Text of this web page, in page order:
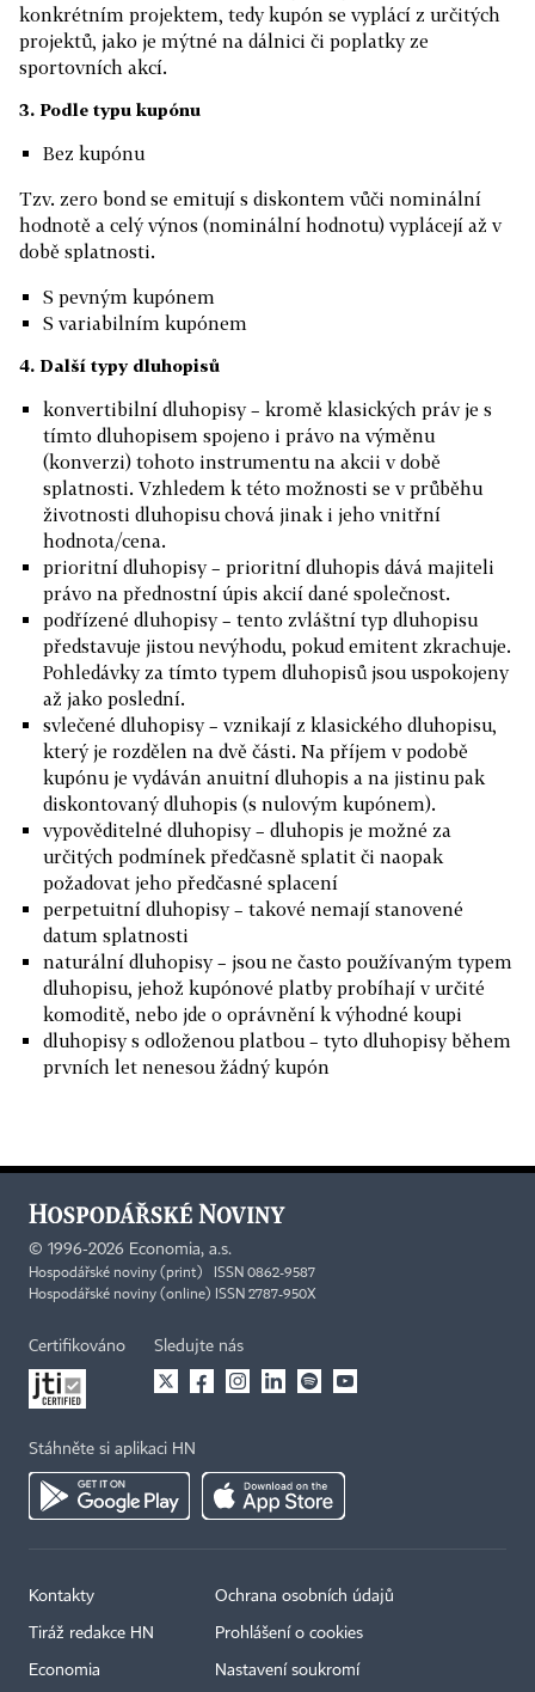
konkrétním projektem, tedy kupón se vyplácí z určitých
projektů, jako je mýtné na dálnici či poplatky ze
sportovních akcí.
3. Podle typu kupónu
Bez kupónu
Tzv. zero bond se emitují s diskontem vůči nominální
hodnotě a celý výnos (nominální hodnotu) vyplácejí až v
době splatnosti.
S pevným kupónem
S variabilním kupónem
4. Další typy dluhopisů
konvertibilní dluhopisy – kromě klasických práv je s
tímto dluhopisem spojeno i právo na výměnu
(konverzi) tohoto instrumentu na akcii v době
splatnosti. Vzhledem k této možnosti se v průběhu
životnosti dluhopisu chová jinak i jeho vnitřní
hodnota/cena.
prioritní dluhopisy – prioritní dluhopis dává majiteli
právo na přednostní úpis akcií dané společnost.
podřízené dluhopisy – tento zvláštní typ dluhopisu
představuje jistou nevýhodu, pokud emitent zkrachuje.
Pohledávky za tímto typem dluhopisů jsou uspokojeny
až jako poslední.
svlečené dluhopisy – vznikají z klasického dluhopisu,
který je rozdělen na dvě části. Na příjem v podobě
kupónu je vydáván anuitní dluhopis a na jistinu pak
diskontovaný dluhopis (s nulovým kupónem).
vypověditelné dluhopisy – dluhopis je možné za
určitých podmínek předčasně splatit či naopak
požadovat jeho předčasné splacení
perpetuitní dluhopisy – takové nemají stanovené
datum splatnosti
naturální dluhopisy – jsou ne často používaným typem
dluhopisu, jehož kupónové platby probíhají v určité
komoditě, nebo jde o oprávnění k výhodné koupi
dluhopisy s odloženou platbou – tyto dluhopisy během
prvních let nenesou žádný kupón
© 1996-2026 Economia, a.s.
Hospodářské noviny (print) ISSN 0862-9587
Hospodářské noviny (online) ISSN 2787-950X
Certifikováno Sledujte nás
Stáhněte si aplikaci HN
Kontakty
Tiráž redakce HN
Economia
Ochrana osobních údajů
Prohlášení o cookies
Nastavení soukromí